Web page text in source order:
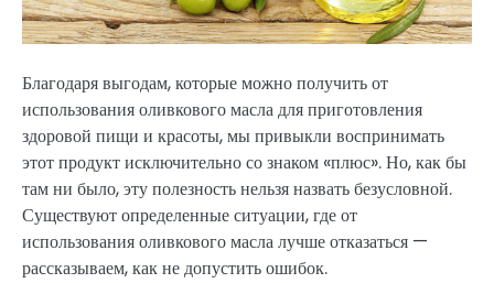
Благодаря выгодам, которые можно получить от
использования оливкового масла для приготовления
здоровой пищи и красоты, мы привыкли воспринимать
этот продукт исключительно со знаком «плюс». Но, как бы
там ни было, эту полезность нельзя назвать безусловной.
Существуют определенные ситуации, где от
использования оливкового масла лучше отказаться —
рассказываем, как не допустить ошибок.